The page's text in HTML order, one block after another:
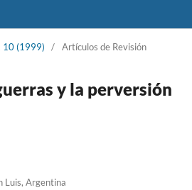
10 (1999) / Artículos de Revisión
y la perversión
Luis, Argentina